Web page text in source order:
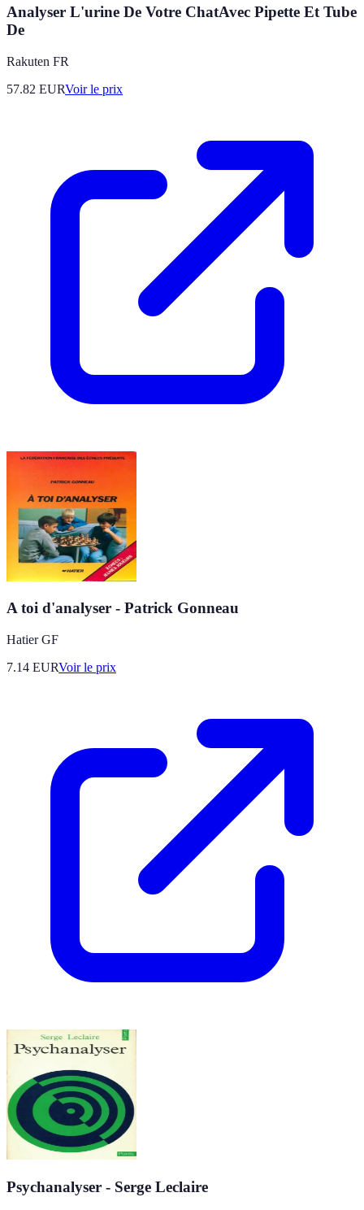
Analyser L'urine De Votre ChatAvec Pipette Et Tube
De
Rakuten FR
57.82 EURVoir le prix
A toi d'analyser - Patrick Gonneau
Hatier GF
7.14 EURVoir le prix
Psychanalyser - Serge Leclaire